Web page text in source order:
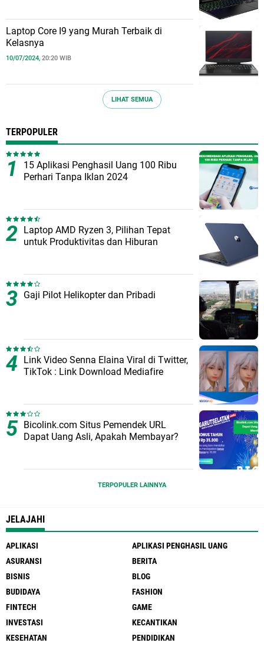
Laptop Core I9 yang Murah Terbaik di
Kelasnya
10/07/2024, 20:20 WIB
LIHAT SEMUA
TERPOPULER
15 Aplikasi Penghasil Uang 100 Ribu
Perhari Tanpa Iklan 2024
Laptop AMD Ryzen 3, Pilihan Tepat
untuk Produktivitas dan Hiburan
Gaji Pilot Helikopter dan Pribadi
Link Video Senna Elaina Viral di Twitter,
TikTok : Link Download Mediafire
Bicolink.com Situs Pemendek URL
Dapat Uang Asli, Apakah Membayar?
TERPOPULER LAINNYA
JELAJAHI
APLIKASI
APLIKASI PENGHASIL UANG
ASURANSI
BERITA
BISNIS
BLOG
BUDIDAYA
FASHION
FINTECH
GAME
INVESTASI
KECANTIKAN
KESEHATAN
PENDIDIKAN